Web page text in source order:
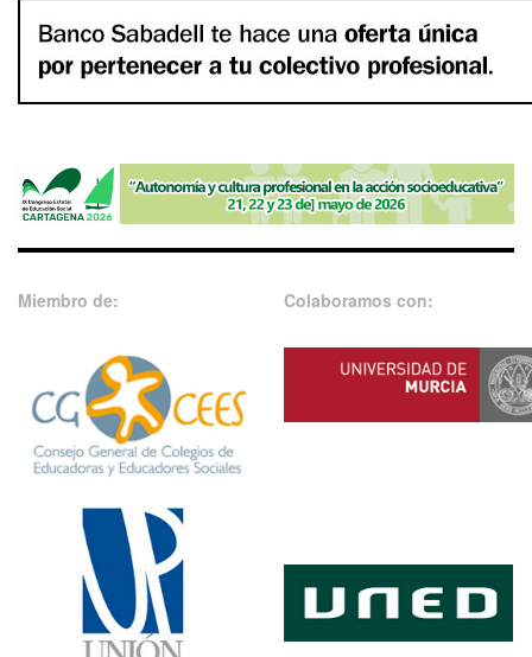
Miembro de: Colaboramos con: